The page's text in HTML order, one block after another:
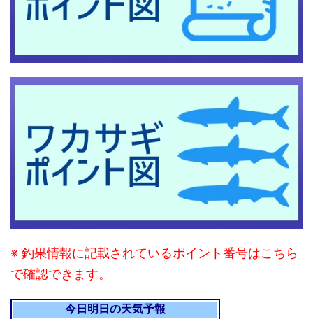
※ 釣果情報に記載されているポイント番号はこちら
で確認できます。